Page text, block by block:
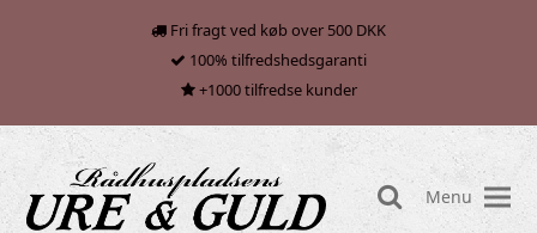
Fri fragt ved køb over 500 DKK
100% tilfredshedsgaranti
+1000 tilfredse kunder
search
Menu